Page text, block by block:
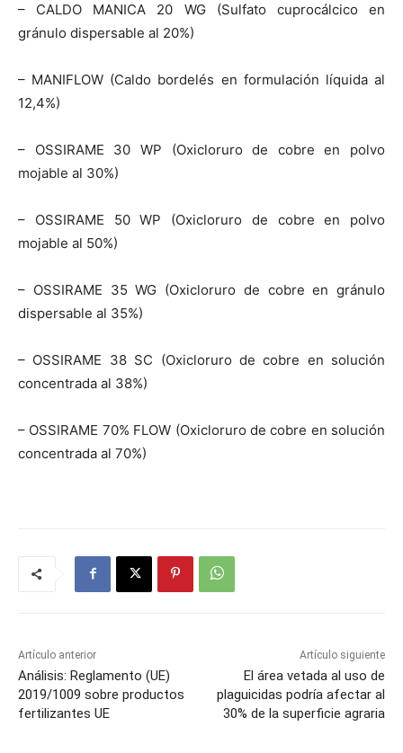
– CALDO MANICA 20 WG (Sulfato cuprocálcico en
gránulo dispersable al 20%)
– MANIFLOW (Caldo bordelés en formulación líquida al
12,4%)
– OSSIRAME 30 WP (Oxicloruro de cobre en polvo
mojable al 30%)
– OSSIRAME 50 WP (Oxicloruro de cobre en polvo
mojable al 50%)
– OSSIRAME 35 WG (Oxicloruro de cobre en gránulo
dispersable al 35%)
– OSSIRAME 38 SC (Oxicloruro de cobre en solución
concentrada al 38%)
– OSSIRAME 70% FLOW (Oxicloruro de cobre en solución
concentrada al 70%)
Artículo anterior
Análisis: Reglamento (UE)
2019/1009 sobre productos
fertilizantes UE
Artículo siguiente
El área vetada al uso de
plaguicidas podría afectar al
30% de la superficie agraria